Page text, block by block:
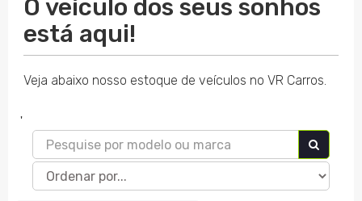
O veículo dos seus sonhos
está aqui!
Veja abaixo nosso estoque de veículos no VR Carros.
'